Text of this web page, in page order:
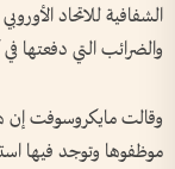
الشفافية للاتحاد
والضرائب التي دفعتها
وقالت مايكروسوفت إن
موظفوها وتوجد فيها